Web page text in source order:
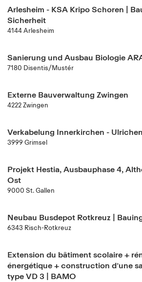
Arlesheim - KSA Kripo Schoren |
Sicherheit
4144 Arlesheim
Sanierung und Ausbau Biologie
7180 Disentis/Mustér
Externe Bauverwaltung Zwingen
4222 Zwingen
Verkabelung Innerkirchen - Ulrichen
3999 Grimsel
Projekt Hestia, Ausbauphase 4,
Ost
9000 St. Gallen
Neubau Busdepot Rotkreuz |
6343 Risch-Rotkreuz
Extension du bâtiment scolaire +
énergétique + construction d’une
type VD 3 | BAMO